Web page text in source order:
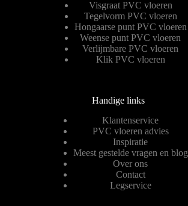
Visgraat PVC vloeren
Tegelvorm PVC vloeren
Hongaarse punt PVC vloeren
Weense punt PVC vloeren
Verlijmbare PVC vloeren
Klik PVC vloeren
Handige links
Klantenservice
PVC vloeren advies
Inspiratie
Meest gestelde vragen en blog
Over ons
Contact
Legservice